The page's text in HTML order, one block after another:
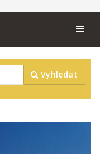
Vyhledat